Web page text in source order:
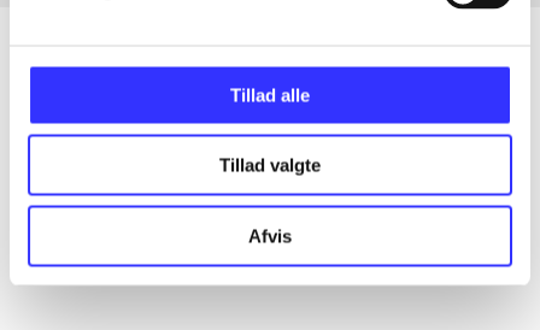
Tillad alle
Tillad valgte
Afvis
Artikler
Alle registrerede artikler fordelt på udgivelser